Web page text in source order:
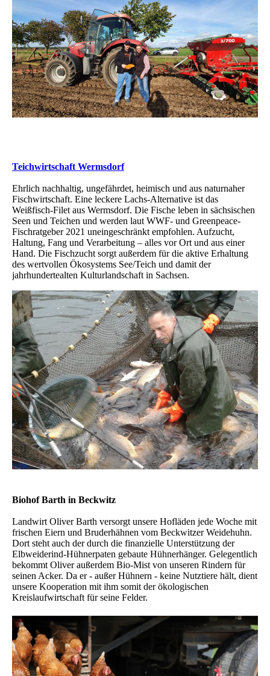
Teichwirtschaft Wermsdorf
Ehrlich nachhaltig, ungefährdet, heimisch und aus naturnaher
Fischwirtschaft. Eine leckere Lachs-Alternative ist das
Weißfisch-Filet aus Wermsdorf. Die Fische leben in sächsischen
Seen und Teichen und werden laut WWF- und Greenpeace-
Fischratgeber 2021 uneingeschränkt empfohlen. Aufzucht,
Haltung, Fang und Verarbeitung – alles vor Ort und aus einer
Hand. Die Fischzucht sorgt außerdem für die aktive Erhaltung
des wertvollen Ökosystems See/Teich und damit der
jahrhundertealten Kulturlandschaft in Sachsen.
Biohof Barth in Beckwitz
Landwirt Oliver Barth versorgt unsere Hofläden jede Woche mit
frischen Eiern und Bruderhähnen vom Beckwitzer Weidehuhn.
Dort steht auch der durch die finanzielle Unterstützung der
Elbweiderind-Hühnerpaten gebaute Hühnerhänger. Gelegentlich
bekommt Oliver außerdem Bio-Mist von unseren Rindern für
seinen Acker. Da er - außer Hühnern - keine Nutztiere hält, dient
unsere Kooperation mit ihm somit der ökologischen
Kreislaufwirtschaft für seine Felder.